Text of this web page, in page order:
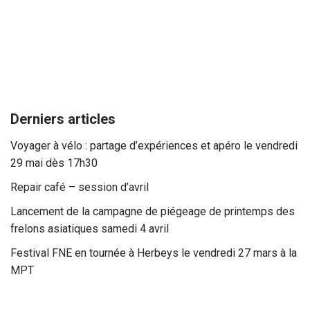
Derniers articles
Voyager à vélo : partage d’expériences et apéro le vendredi
29 mai dès 17h30
Repair café – session d’avril
Lancement de la campagne de piégeage de printemps des
frelons asiatiques samedi 4 avril
Festival FNE en tournée à Herbeys le vendredi 27 mars à la
MPT